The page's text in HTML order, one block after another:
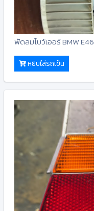
พัดลมโบว์เออร์ BMW E46
หยิบใส่รถเข็น